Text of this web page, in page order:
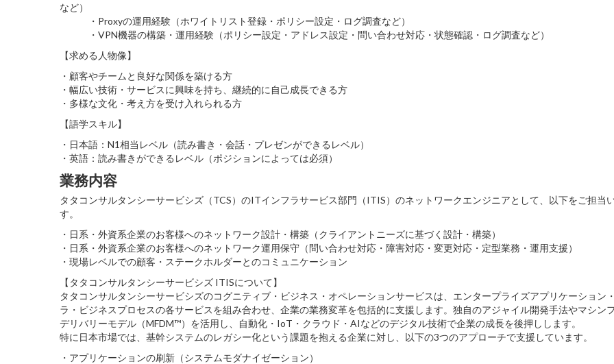
など）
・Proxyの運用経験（ホワイトリスト登録・ポリシー設定・ログ調査など）
・VPN機器の構築・運用経験（ポリシー設定・アドレス設定・問い合わせ対応・状態確認・ログ調査など）
【求める人物像】
・顧客やチームと良好な関係を築ける方
・幅広い技術・サービスに興味を持ち、継続的に自己成長できる方
・多様な文化・考え方を受け入れられる方
【語学スキル】
・日本語：N1相当レベル（読み書き・会話・プレゼンができるレベル）
・英語：読み書きができるレベル（ポジションによっては必須）
業務内容
タタコンサルタンシーサービシズ（TCS）のITインフラサービス部門（ITIS）のネットワークエンジニアとして、以下をご担当
す。
・日系・外資系企業のお客様へのネットワーク設計・構築（クライアントニーズに基づく設計・構築）
・日系・外資系企業のお客様へのネットワーク運用保守（問い合わせ対応・障害対応・変更対応・定型業務・運用支援）
・現場レベルでの顧客・ステークホルダーとのコミュニケーション
【タタコンサルタンシーサービシズ ITISについて】
タタコンサルタンシーサービシズのコグニティブ・ビジネス・オペレーションサービスは、エンタープライズアプリケーション
ラ・ビジネスプロセスの各サービスを組み合わせ、企業の業務変革を包括的に支援します。独自のアジャイル開発手法やマシン
デリバリーモデル（MFDM™）を活用し、自動化・IoT・クラウド・AIなどのデジタル技術で企業の成長を後押しします。
特に日本市場では、基幹システムのレガシー化という課題を抱える企業に対し、以下の3つのアプローチで支援しています。
・アプリケーションの刷新（システムモダナイゼーション）